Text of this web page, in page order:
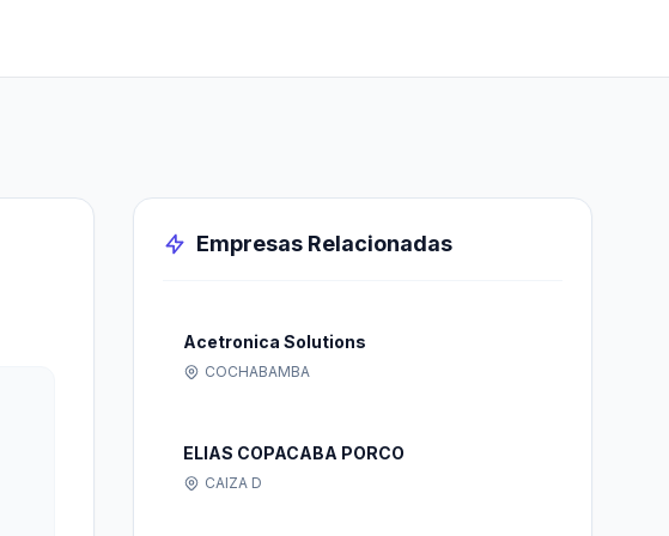
Empresas Relacionadas
Acetronica Solutions
COCHABAMBA
ELIAS COPACABA PORCO
CAIZA D